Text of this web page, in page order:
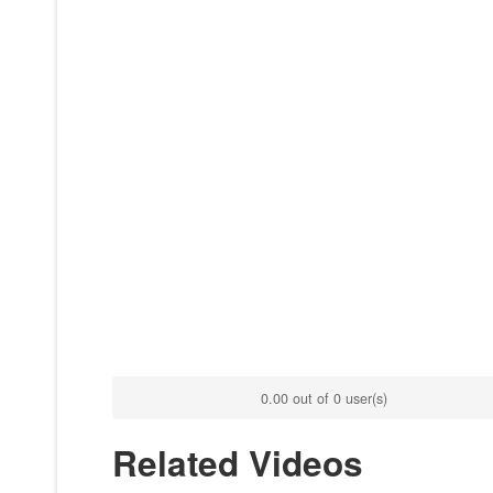
0.00 out of 0 user(s)
Related Videos